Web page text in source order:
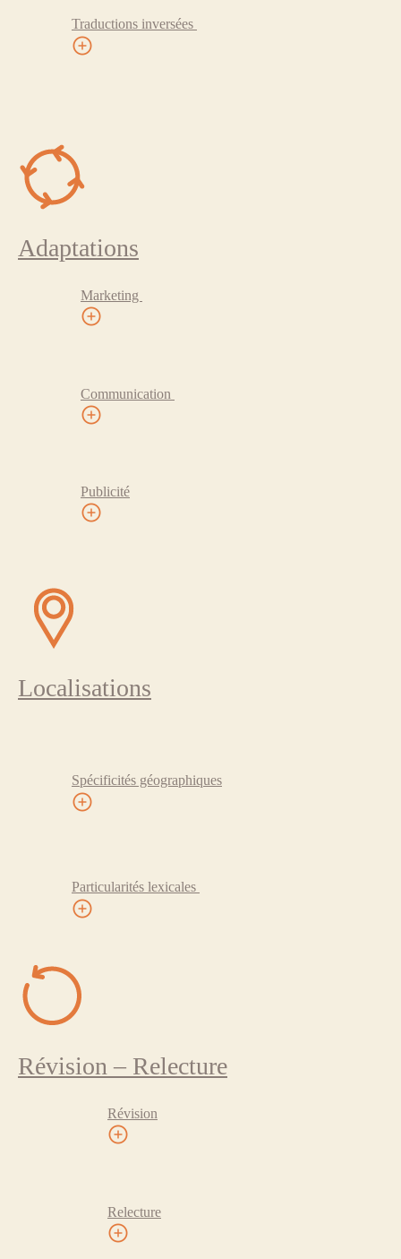
Traductions inversées
Adaptations
Marketing
Communication
Publicité
Localisations
Spécificités géographiques
Particularités lexicales
Révision – Relecture
Révision
Relecture